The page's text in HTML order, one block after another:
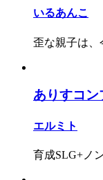
いるあんこ
歪な親子は、
ありすコン
エルミト
育成SLG+ノ